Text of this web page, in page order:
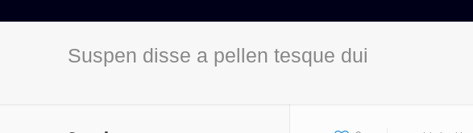
Suspen disse a pellen tesque dui